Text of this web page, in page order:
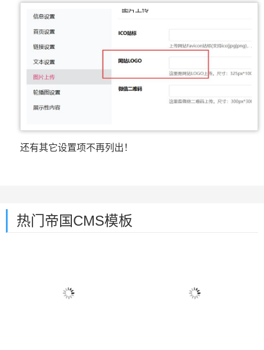
还有其它设置项不再列出！
热门帝国CMS模板